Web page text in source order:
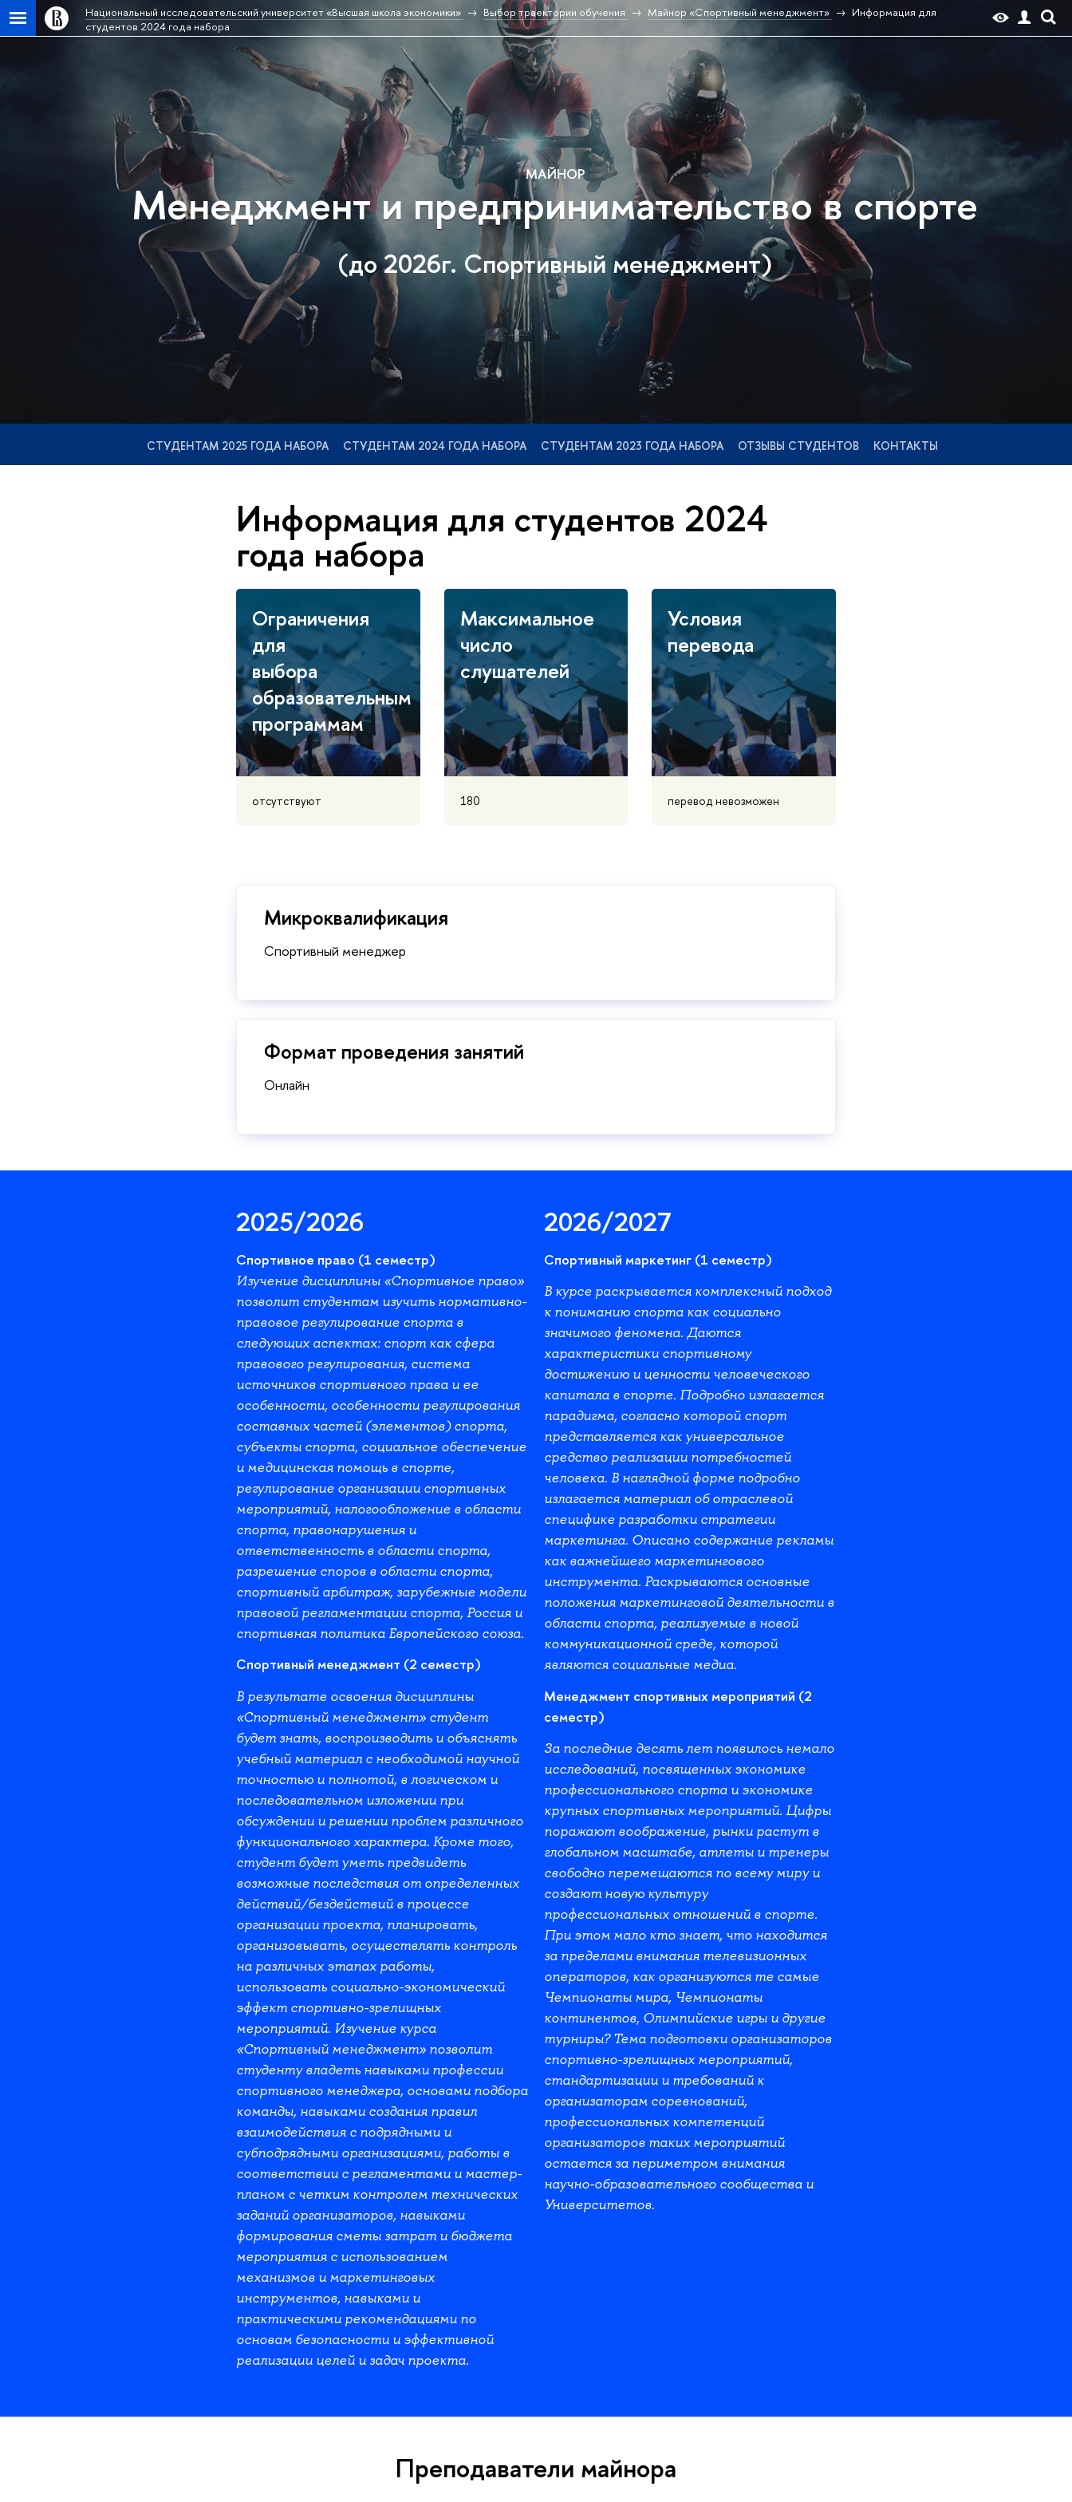
Национальный исследовательский университет «Высшая школа экономики» Выбор траектории обучения Майнор «Спортивный менеджмент»
Информация для
студентов 2024 года набора
МАЙНОР
Менеджмент и предпринимательство в спорте
(до 2026г. Спортивный менеджмент)
СТУДЕНТАМ 2025 ГОДА НАБОРА СТУДЕНТАМ 2024 ГОДА НАБОРА СТУДЕНТАМ 2023 ГОДА НАБОРА ОТЗЫВЫ СТУДЕНТОВ КОНТАКТЫ
Информация для студентов 2024
года набора
Ограничения
для
выбора
образовательным
программам
отсутствуют
Максимальное
число
слушателей
180
Условия
перевода
перевод невозможен
Микроквалификация
Спортивный менеджер
Формат проведения занятий
Онлайн
2025/2026
Спортивное право (1 семестр)
Изучение дисциплины «Спортивное право»
позволит студентам изучить нормативно-
правовое регулирование спорта в
следующих аспектах: спорт как сфера
правового регулирования, система
источников спортивного права и ее
особенности, особенности регулирования
составных частей (элементов) спорта,
субъекты спорта, социальное обеспечение
и медицинская помощь в спорте,
регулирование организации спортивных
мероприятий, налогообложение в области
спорта, правонарушения и
ответственность в области спорта,
разрешение споров в области спорта,
спортивный арбитраж, зарубежные модели
правовой регламентации спорта, Россия и
спортивная политика Европейского союза.
Спортивный менеджмент (2 семестр)
В результате освоения дисциплины
«Спортивный менеджмент» студент
будет знать, воспроизводить и объяснять
учебный материал с необходимой научной
точностью и полнотой, в логическом и
последовательном изложении при
обсуждении и решении проблем различного
функционального характера. Кроме того,
студент будет уметь предвидеть
возможные последствия от определенных
действий/бездействий в процессе
организации проекта, планировать,
организовывать, осуществлять контроль
на различных этапах работы,
использовать социально-экономический
эффект спортивно-зрелищных
мероприятий. Изучение курса
«Спортивный менеджмент» позволит
студенту владеть навыками профессии
спортивного менеджера, основами подбора
команды, навыками создания правил
взаимодействия с подрядными и
субподрядными организациями, работы в
соответствии с регламентами и мастер-
планом с четким контролем технических
заданий организаторов, навыками
формирования сметы затрат и бюджета
мероприятия с использованием
механизмов и маркетинговых
инструментов, навыками и
практическими рекомендациями по
основам безопасности и эффективной
реализации целей и задач проекта.
2026/2027
Спортивный маркетинг (1 семестр)
В курсе раскрывается комплексный подход
к пониманию спорта как социально
значимого феномена. Даются
характеристики спортивному
достижению и ценности человеческого
капитала в спорте. Подробно излагается
парадигма, согласно которой спорт
представляется как универсальное
средство реализации потребностей
человека. В наглядной форме подробно
излагается материал об отраслевой
специфике разработки стратегии
маркетинга. Описано содержание рекламы
как важнейшего маркетингового
инструмента. Раскрываются основные
положения маркетинговой деятельности в
области спорта, реализуемые в новой
коммуникационной среде, которой
являются социальные медиа.
Менеджмент спортивных мероприятий (2
семестр)
За последние десять лет появилось немало
исследований, посвященных экономике
профессионального спорта и экономике
крупных спортивных мероприятий. Цифры
поражают воображение, рынки растут в
глобальном масштабе, атлеты и тренеры
свободно перемещаются по всему миру и
создают новую культуру
профессиональных отношений в спорте.
При этом мало кто знает, что находится
за пределами внимания телевизионных
операторов, как организуются те самые
Чемпионаты мира, Чемпионаты
континентов, Олимпийские игры и другие
турниры? Тема подготовки организаторов
спортивно-зрелищных мероприятий,
стандартизации и требований к
организаторам соревнований,
профессиональных компетенций
организаторов таких мероприятий
остается за периметром внимания
научно-образовательного сообщества и
Университетов.
Преподаватели майнора